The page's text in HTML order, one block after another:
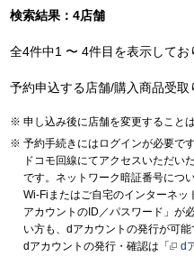
検索結果：4店舗
全4件中1 〜 4件目を表示してお
予約申込する店舗/購入商品受取
申し込み後に店舗を変更すること
予約手続きにはログインが必要です
ドコモ回線にてアクセスいただい
です。ネットワーク暗証番号につ
Wi-Fiまたはご自宅のインターネッ
アカウントのID／パスワード」が
い方も、dアカウントの発行が可能
dアカウントの発行・確認は「
d